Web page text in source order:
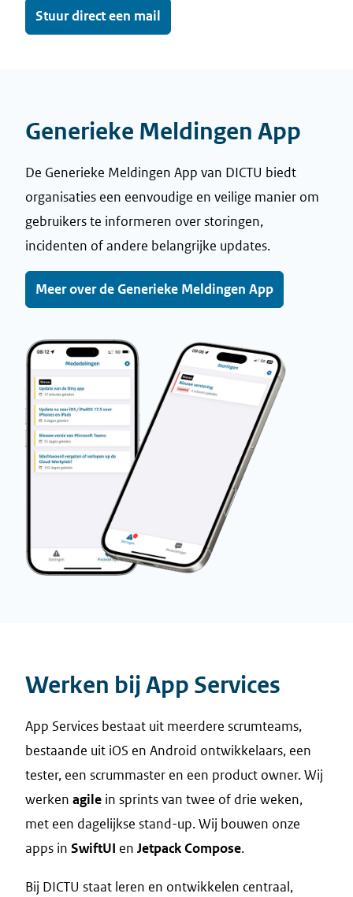
Stuur direct een mail
Generieke Meldingen App
De Generieke Meldingen App van DICTU biedt
organisaties een eenvoudige en veilige manier om
gebruikers te informeren over storingen,
incidenten of andere belangrijke updates.
Meer over de Generieke Meldingen App
Werken bij App Services
App Services bestaat uit meerdere scrumteams,
bestaande uit iOS en Android ontwikkelaars, een
tester, een scrummaster en een product owner. Wij
werken agile in sprints van twee of drie weken,
met een dagelijkse stand-up. Wij bouwen onze
apps in SwiftUI en Jetpack Compose.
Bij DICTU staat leren en ontwikkelen centraal,